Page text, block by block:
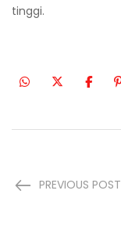
tinggi.
PREVIOUS POST